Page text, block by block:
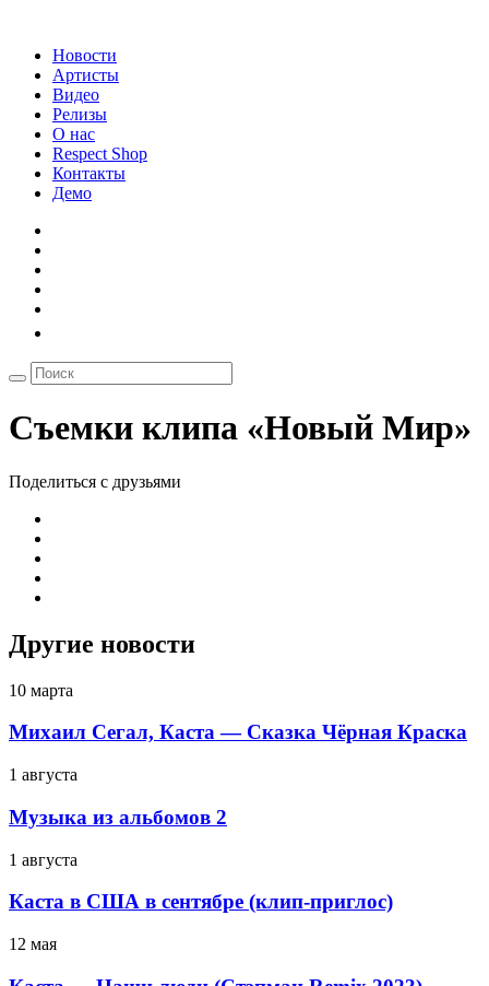
Новости
Артисты
Видео
Релизы
О нас
Respect Shop
Контакты
Демо
Съемки клипа «Новый Мир»
Поделиться с друзьями
Другие новости
10 марта
Михаил Сегал, Каста — Сказка Чёрная Краска
1 августа
Музыка из альбомов 2
1 августа
Каста в США в сентябре (клип-приглос)
12 мая